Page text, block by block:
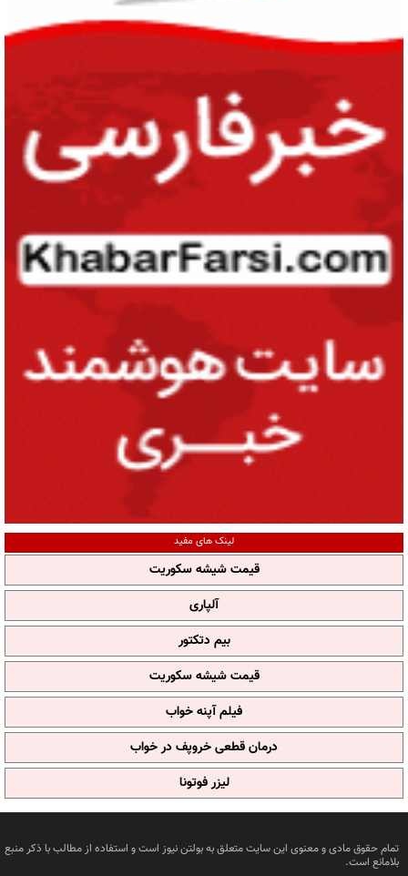
لینک های مفید
قیمت شیشه سکوریت
آلپاری
بیم دتکتور
قیمت شیشه سکوریت
فیلم آپنه خواب
درمان قطعی خروپف در خواب
لیزر فوتونا
تمام حقوق مادی و معنوی این سایت متعلق به بولتن نیوز است و استفاده از مطالب با ذکر منبع
بلامانع است.